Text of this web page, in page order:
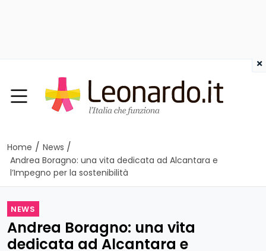
Home / News /
Andrea Boragno: una vita dedicata ad Alcantara e
l’Impegno per la sostenibilità
NEWS
Andrea Boragno: una vita
dedicata ad Alcantara e
×